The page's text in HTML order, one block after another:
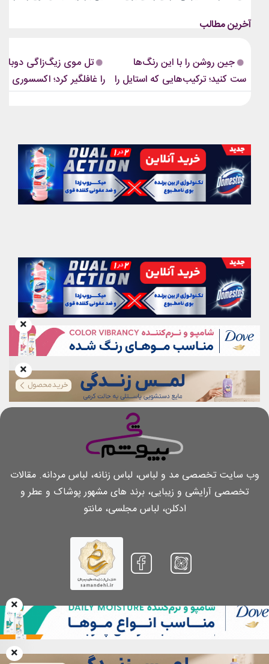
وب سایت تخصصی مد و لباس، لباس زنانه، لباس مردانه. مقالات
تخصصی آرایشی و زیبایی، برند های مشهور پوشاک و عطر و
ادکلن، لباس مجلسی، مانتو
بازنشر مطالب تنها با کسب اجازه کتبی و پرداخت هزینه بابت هر مطلب و همچنین
ذکر منبع و لینک مستقیم به همان مطلب مجاز است
Copyright 2026.Chibepoosham.com. All Rights Reserved